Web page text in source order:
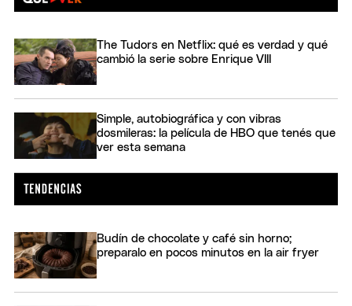
The Tudors en Netflix: qué es verdad y qué
cambió la serie sobre Enrique VIII
Simple, autobiográfica y con vibras
dosmileras: la película de HBO que tenés que
ver esta semana
Budín de chocolate y café sin horno;
preparalo en pocos minutos en la air fryer